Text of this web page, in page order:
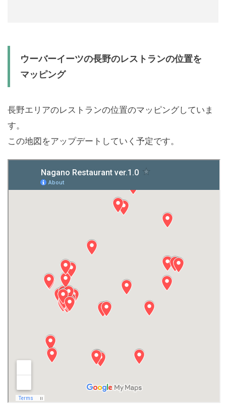
ウーバーイーツの長野のレストランの位置を
マッピング
長野エリアのレストランの位置のマッピングしていま
す。
この地図をアップデートしていく予定です。